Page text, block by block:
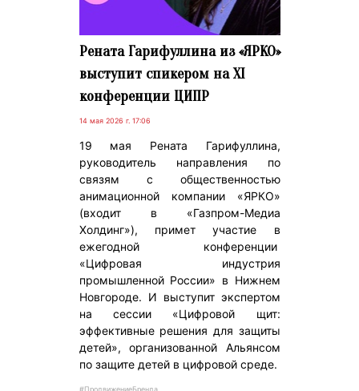
Рената Гарифуллина из «ЯРКО»
выступит спикером на XI
конференции ЦИПР
14 мая 2026 г. 17:06
19 мая Рената Гарифуллина,
руководитель направления по
связям с общественностью
анимационной компании «ЯРКО»
(входит в «Газпром-Медиа
Холдинг»), примет участие в
ежегодной конференции
«Цифровая индустрия
промышленной России» в Нижнем
Новгороде. И выступит экспертом
на сессии «Цифровой щит:
эффективные решения для защиты
детей», организованной Альянсом
по защите детей в цифровой среде.
#ПродвижениеБренда